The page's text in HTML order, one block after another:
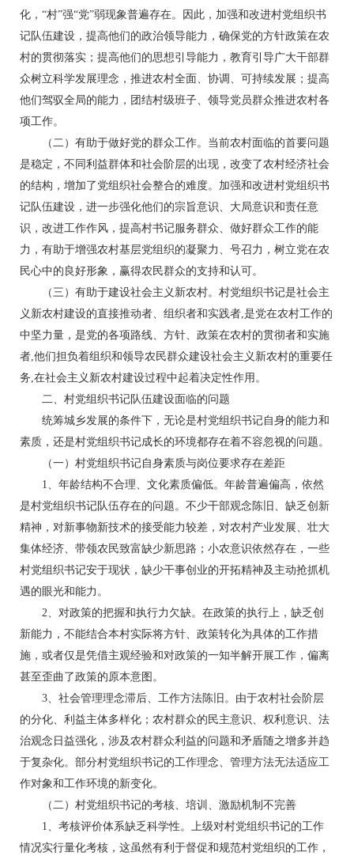
化，“村”强“党”弱现象普遍存在。因此，加强和改进村党组织书
记队伍建设，提高他们的政治领导能力，确保党的方针政策在农
村的贯彻落实；提高他们的思想引导能力，教育引导广大干部群
众树立科学发展理念，推进农村全面、协调、可持续发展；提高
他们驾驭全局的能力，团结村级班子、领导党员群众推进农村各
项工作。
（二）有助于做好党的群众工作。当前农村面临的首要问题
是稳定，不同利益群体和社会阶层的出现，改变了农村经济社会
的结构，增加了党组织社会整合的难度。加强和改进村党组织书
记队伍建设，进一步强化他们的宗旨意识、大局意识和责任意
识，改进工作作风，提高村书记服务群众、做好群众工作的能
力，有助于增强农村基层党组织的凝聚力、号召力，树立党在农
民心中的良好形象，赢得农民群众的支持和认可。
（三）有助于建设社会主义新农村。村党组织书记是社会主
义新农村建设的直接推动者、组织者和实践者,是党在农村工作的
中坚力量，是党的各项路线、方针、政策在农村的贯彻者和实施
者,他们担负着组织和领导农民群众建设社会主义新农村的重要任
务,在社会主义新农村建设过程中起着决定性作用。
二、村党组织书记队伍建设面临的问题
统筹城乡发展的条件下，无论是村党组织书记自身的能力和
素质，还是村党组织书记成长的环境都存在着不容忽视的问题。
（一）村党组织书记自身素质与岗位要求存在差距
1、年龄结构不合理、文化素质偏低。年龄普遍偏高，依然
是村党组织书记队伍存在的问题。不少干部观念陈旧、缺乏创新
精神，对新事物新技术的接受能力较差，对农村产业发展、壮大
集体经济、带领农民致富缺少新思路；小农意识依然存在，一些
村党组织书记安于现状，缺少干事创业的开拓精神及主动抢抓机
遇的眼光和能力。
2、对政策的把握和执行力欠缺。在政策的执行上，缺乏创
新能力，不能结合本村实际将方针、政策转化为具体的工作措
施，或者仅是凭借主观经验和对政策的一知半解开展工作，偏离
甚至歪曲了政策的原本意图。
3、社会管理理念滞后、工作方法陈旧。由于农村社会阶层
的分化、利益主体多样化；农村群众的民主意识、权利意识、法
治观念日益强化，涉及农村群众利益的问题和矛盾随之增多并趋
于复杂化。部分村党组织书记的工作理念、管理方法无法适应工
作对象和工作环境的新变化。
（二）村党组织书记的考核、培训、激励机制不完善
1、考核评价体系缺乏科学性。上级对村党组织书记的工作
情况实行量化考核，这虽然有利于督促和规范村党组织的工作，